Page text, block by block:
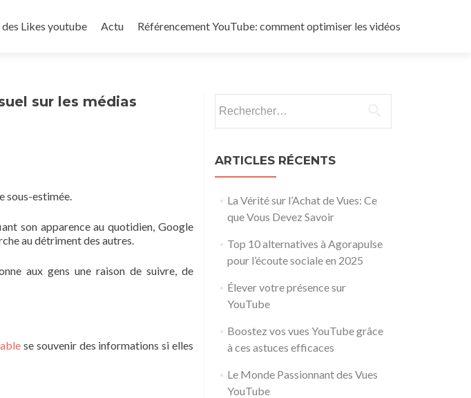
Likes youtube Actu Référencement YouTube: comment optimiser les vidéos
sur les médias
sous-estimée.
son apparence au quotidien, Google
au détriment des autres.
aux gens une raison de suivre, de
se souvenir des informations si elles
ARTICLES RÉCENTS
La Vérité sur l’Achat de Vues: Ce
que Vous Devez Savoir
Top 10 alternatives à Agorapulse
pour l’écoute sociale en 2025
Élever votre présence sur
YouTube
Boostez vos vues YouTube grâce
à ces astuces efficaces
Le Monde Passionnant des Vues
YouTube